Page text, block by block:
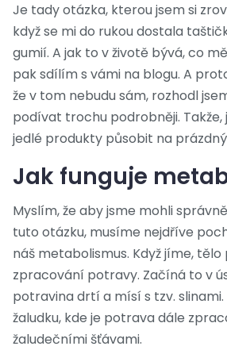
Je tady otázka, kterou jsem si
když se mi do rukou dostala
gumií. A jak to v životě bývá, co
pak sdílím s vámi na blogu. A
že v tom nebudu sám, rozhodl
podívat trochu podrobněji.
jedlé produkty působit na
Jak funguje
Myslím, že aby jsme mohli
tuto otázku, musíme nejdříve
náš metabolismus. Když jíme,
zpracování potravy. Začíná to v
potravina drtí a mísí s tzv. slinami.
žaludku, kde je potrava dále
žaludečními šťávami.